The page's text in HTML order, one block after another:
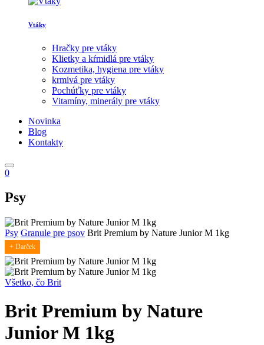
Vtáky
Hračky pre vtáky
Klietky a kŕmidlá pre vtáky
Kozmetika, hygiena pre vtáky
krmivá pre vtáky
Pochúťky pre vtáky
Vitamíny, minerály pre vtáky
Novinka
Blog
Kontakty
0
Psy
Psy Granule pre psov Brit Premium by Nature Junior M 1kg
+ Darček
Všetko, čo Brit
Brit Premium by Nature
Junior M 1kg